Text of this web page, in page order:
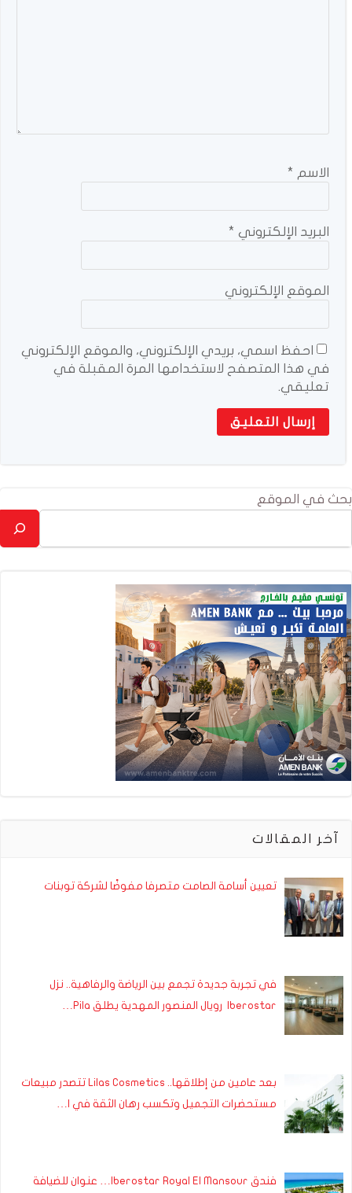
الاسم *
البريد الإلكتروني *
الموقع الإلكتروني
احفظ اسمي، بريدي الإلكتروني، والموقع الإلكتروني
في هذا المتصفح لاستخدامها المرة المقبلة في
تعليقي.
بحث في الموقع
آخر المقالات
تعيين أسامة الصامت متصرفا مفوضًا لشركة توبنات
في تجربة جديدة تجمع بين الرياضة والرفاهية.. نزل
Iberostar رويال المنصور المهدية يطلق Pila…
بعد عامين من إطلاقها.. Lilas Cosmetics تتصدر مبيعات
مستحضرات التجميل وتكسب رهان الثقة في ا…
فندق Iberostar Royal El Mansour… عنوان للضيافة